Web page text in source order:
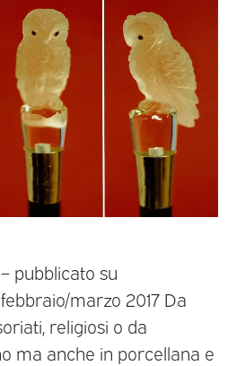
pubblicato su
marzo 2017 Da
religiosi o da
ma anche in porcellana e